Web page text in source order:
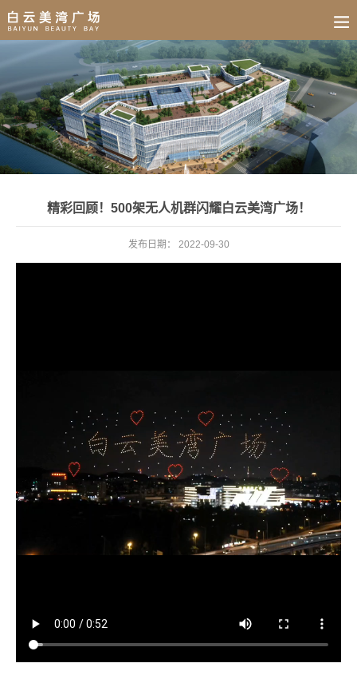
精彩回顾！500架无人机群闪耀白云美湾广场！
发布日期： 2022-09-30